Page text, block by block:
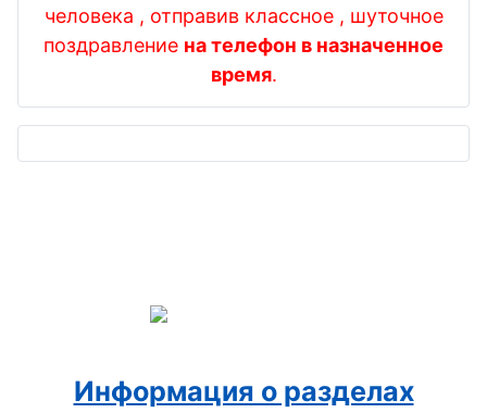
человека , отправив классное , шуточное
поздравление на телефон в назначенное
время.
Информация о разделах